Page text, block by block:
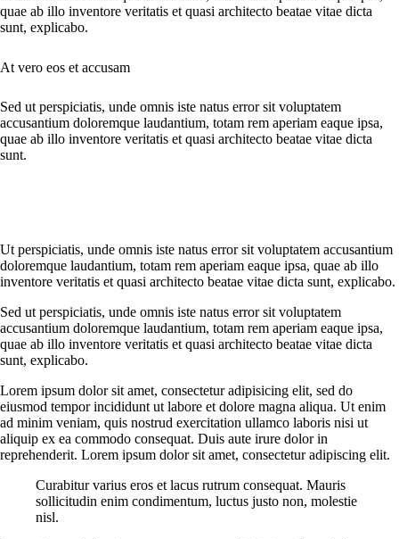
quae ab illo inventore veritatis et quasi architecto beatae vitae dicta
sunt, explicabo.
At vero eos et accusam
Sed ut perspiciatis, unde omnis iste natus error sit voluptatem
accusantium doloremque laudantium, totam rem aperiam eaque ipsa,
quae ab illo inventore veritatis et quasi architecto beatae vitae dicta
sunt.
Ut perspiciatis, unde omnis iste natus error sit voluptatem accusantium
doloremque laudantium, totam rem aperiam eaque ipsa, quae ab illo
inventore veritatis et quasi architecto beatae vitae dicta sunt, explicabo.
Sed ut perspiciatis, unde omnis iste natus error sit voluptatem
accusantium doloremque laudantium, totam rem aperiam eaque ipsa,
quae ab illo inventore veritatis et quasi architecto beatae vitae dicta
sunt, explicabo.
Lorem ipsum dolor sit amet, consectetur adipisicing elit, sed do
eiusmod tempor incididunt ut labore et dolore magna aliqua. Ut enim
ad minim veniam, quis nostrud exercitation ullamco laboris nisi ut
aliquip ex ea commodo consequat. Duis aute irure dolor in
reprehenderit. Lorem ipsum dolor sit amet, consectetur adipiscing elit.
Curabitur varius eros et lacus rutrum consequat. Mauris
sollicitudin enim condimentum, luctus justo non, molestie
nisl.